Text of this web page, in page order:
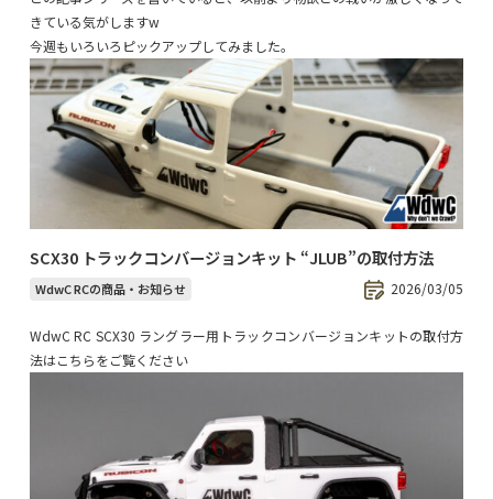
きている気がしますw
今週もいろいろピックアップしてみました。
SCX30 トラックコンバージョンキット “JLUB”の取付方法
WdwC RCの商品・お知らせ 2026/03/05
WdwC RC SCX30 ラングラー用トラックコンバージョンキットの取付方
法はこちらをご覧ください